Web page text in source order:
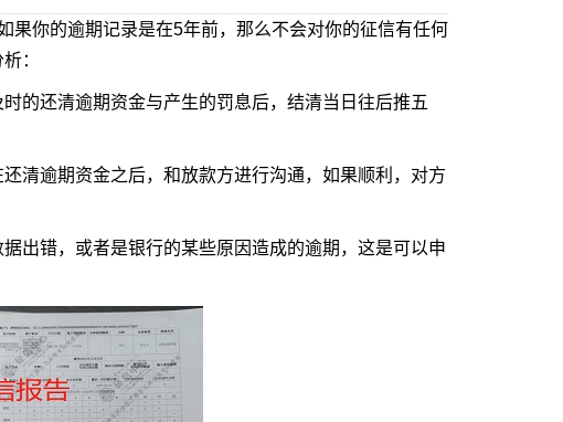
你的逾期记录是在5年前，那么不会对你的征信有任何
：
还清逾期资金与产生的罚息后，结清当日往后推五
逾期资金之后，和放款方进行沟通，如果顺利，对方
错，或者是银行的某些原因造成的逾期，这是可以申